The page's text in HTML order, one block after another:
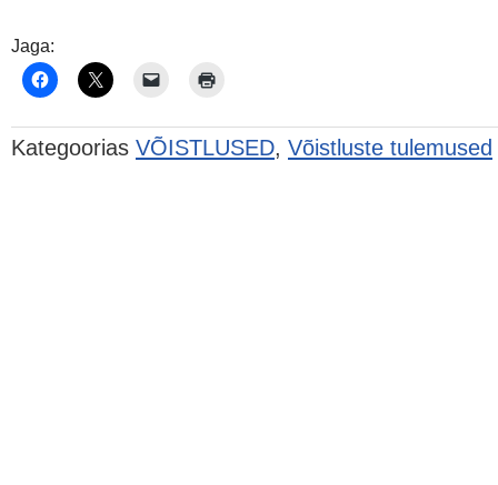
Jaga:
Kategoorias VÕISTLUSED, Võistluste tulemused